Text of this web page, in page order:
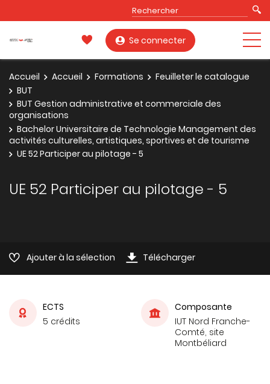
Se connecter
Accueil Accueil Formations
Feuilleter le catalogue
BUT
BUT Gestion administrative et commerciale des
organisations
Bachelor Universitaire de Technologie Management des
activités culturelles, artistiques, sportives et de tourisme
UE 52 Participer au pilotage - 5
UE 52 Participer au pilotage - 5
Ajouter à la sélection Télécharger
ECTS
5 crédits
Composante
IUT Nord Franche-
Comté, site
Montbéliard